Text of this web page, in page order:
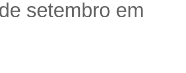
Livro Anuncio 2018
setembro em